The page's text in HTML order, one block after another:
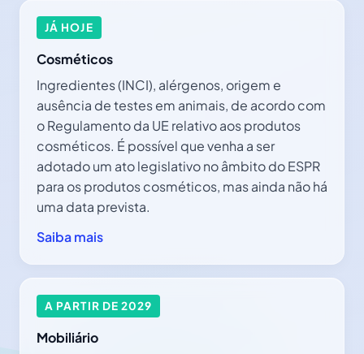
JÁ HOJE
Cosméticos
Ingredientes (INCI), alérgenos, origem e
ausência de testes em animais, de acordo com
o Regulamento da UE relativo aos produtos
cosméticos. É possível que venha a ser
adotado um ato legislativo no âmbito do ESPR
para os produtos cosméticos, mas ainda não há
uma data prevista.
Saiba mais
A PARTIR DE 2029
Mobiliário